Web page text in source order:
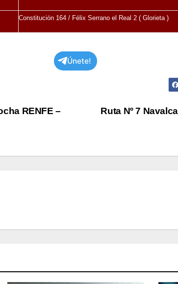
Constitución 164 / Félix Serrano el Real 2 ( Glorieta )
Únete!
Ruta Nº 7
RENFE –